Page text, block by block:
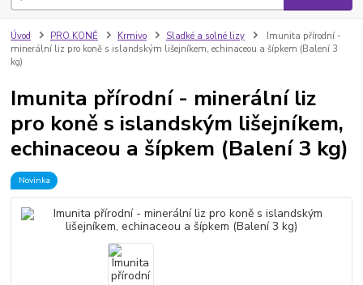
Úvod PRO KONĚ Krmivo Sladké a solné lizy
Imunita přírodní -
minerální liz pro koně s islandským lišejníkem, echinaceou a šípkem (Balení 3
kg)
Imunita přírodní - minerální liz
pro koně s islandským lišejníkem,
echinaceou a šípkem (Balení 3 kg)
Novinka